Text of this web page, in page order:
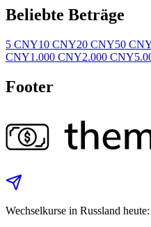
Beliebte Beträge
5 CNY10 CNY20 CNY50
CNY1.000 CNY2.000 CNY
Footer
Wechselkurse in Russland